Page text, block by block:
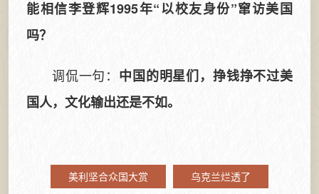
能相信李登辉1995年“以校友身份”窜访美国
吗？
调侃一句： 中国的明星们，挣钱挣不过美
国人，文化输出还是不如。
美利坚合众国大赏 乌克兰烂透了